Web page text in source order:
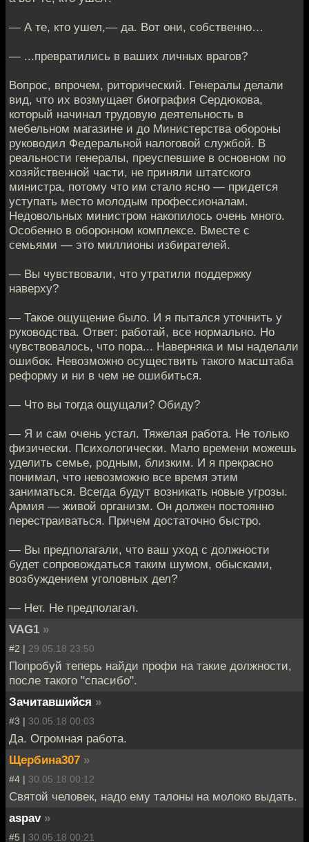
— А те, кто ушел,— да. Вот они, собственно…
— ...превратились в ваших личных врагов?
Вопрос, впрочем, риторический. Генералы делали
вид, что их возмущает биография Сердюкова,
который начинал трудовую деятельность в
мебельном магазине и до Министерства обороны
руководил Федеральной налоговой службой. В
реальности генералы, преуспевшие в основном по
хозяйственной части, не приняли штатского
министра, потому что им стало ясно — придется
уступать место молодым профессионалам.
Недовольных министром накопилось очень много.
Особенно в оборонном комплексе. Вместе с
семьями — это миллионы избирателей.
— Вы чувствовали, что утратили поддержку
наверху?
— Такое ощущение было. И я пытался уточнить у
руководства. Ответ: работай, все нормально. Но
чувствовалось, что пора... Наверняка и мы наделали
ошибок. Невозможно осуществить такого масштаба
реформу и ни в чем не ошибиться.
— Что вы тогда ощущали? Обиду?
— Я и сам очень устал. Тяжелая работа. Не только
физически. Психологически. Мало времени можешь
уделить семье, родным, близким. И я прекрасно
понимал, что невозможно все время этим
заниматься. Всегда будут возникать новые угрозы.
Армия — живой организм. Он должен постоянно
перестраиваться. Причем достаточно быстро.
— Вы предполагали, что ваш уход с должности
будет сопровождаться таким шумом, обысками,
возбуждением уголовных дел?
— Нет. Не предполагал.
VAG1 »
#2 | 29.05.18 23:50
Попробуй теперь найди профи на такие должности,
после такого "спасибо".
Зачитавшийся »
#3 | 30.05.18 00:03
Да. Огромная работа.
Щербина307 »
#4 | 30.05.18 00:12
Святой человек, надо ему талоны на молоко выдать.
aspav »
#5 | 30.05.18 00:21